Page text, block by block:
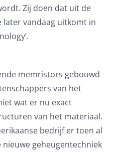
Zij doen dat uit de
later vandaag uitkomt in
memristors gebouwd
van het
wat er nu exact
van het materiaal.
bedrijf er toen al
geheugentechniek